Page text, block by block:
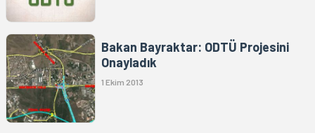
Bakan Bayraktar: ODTÜ Projesini
Onayladık
1 Ekim 2013